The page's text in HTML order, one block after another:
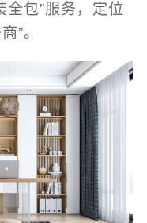
全包”服务，定位
”。